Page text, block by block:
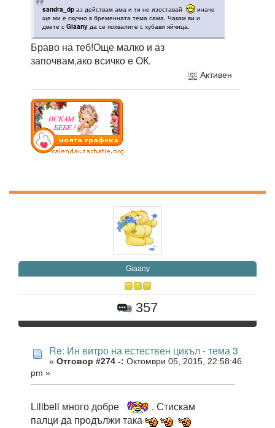
sandra_dp аз действам ама и ти не изоставай
иначе
ще ми е скучно в бременната тема сама. Чакам ви и
двете с Giaany да се похвалите с хубави яйчица.
Браво на теб!Още малко и аз
започвам,ако всичко е ОК.
Активен
Giaany
357
Re: Ин витро на естествен цикъл - тема 3
« Отговор #274 -: Октомври 05, 2015, 22:58:46
pm »
Lilibell много добре
. Стискам
палци да продължи така